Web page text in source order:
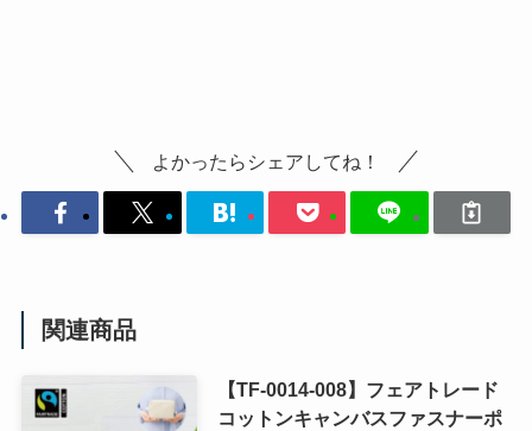
よかったらシェアしてね！
関連商品
【TF-0014-008】フェアトレード
コットンキャンバスファスナーポ